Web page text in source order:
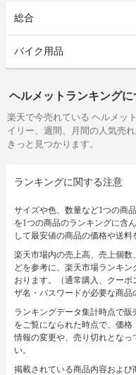
総合
バイク用品
ヘルメットランキングに
楽天で今売れている ヘルメッ
イリー、週間、月間の人気売
きっと見つかります。
ランキングに関する注意
サイズや色、数量など1つの商
を1つの商品のランキングに含
して最安値の商品の価格や送料
楽天市場内の売上高、売上個
どを参考に、楽天市場ランキ
おります。（通常購入、クー
ザ名・パスワードが必要な商品
ランキングデータ集計時点で
をご覧になられた時点で、価
情報の変更や、売り切れとな
い。
掲載されている商品内容およ